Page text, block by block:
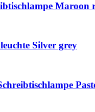
Maroon
Silver grey